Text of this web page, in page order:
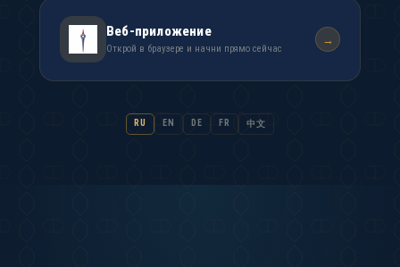
Веб-приложение
Открой в браузере и начни прямо сейчас
→
RU EN DE FR 中文